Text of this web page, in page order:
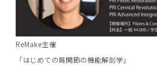
ReMake主催
「はじめての肩関節の機能解剖学」